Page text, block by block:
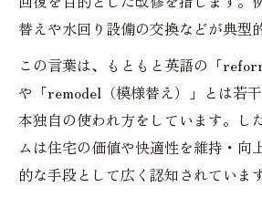
リフォームの範囲はどこまで
リフォームの範囲は具体的
示
リフォームの部分工事と全
説
リフォームの基本的な施
替えや水回り設備の交換などが典型
この言葉は、もともと英語の「
や「remodel（模様替え）」とは若
本独自の使われ方をしています。し
ムは住宅の価値や快適性を維持・向
的な手段として広く認知されています